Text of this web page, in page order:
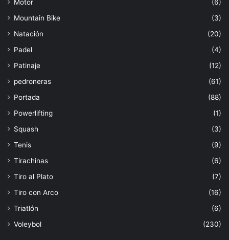
Motor
(6)
Mountain Bike
(3)
Natación
(20)
Padel
(4)
Patinaje
(12)
pedroneras
(61)
Portada
(88)
Powerlifting
(1)
Squash
(3)
Tenis
(9)
Tirachinas
(6)
Tiro al Plato
(7)
Tiro con Arco
(16)
Triatlón
(6)
Voleybol
(230)